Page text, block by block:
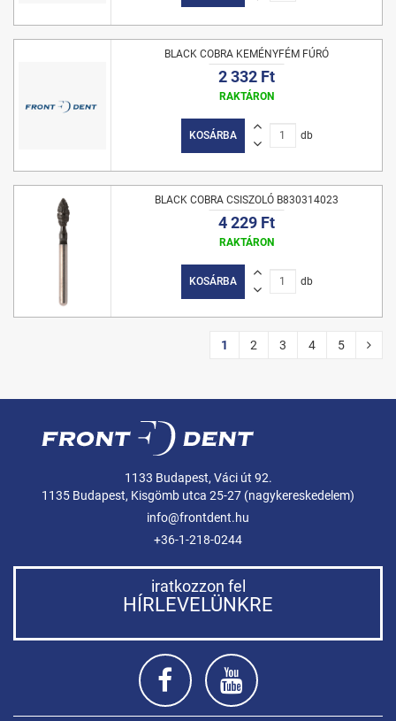
BLACK COBRA KEMÉNYFÉM FÚRÓ
2 332 Ft
RAKTÁRON
KOSÁRBA db
BLACK COBRA CSISZOLÓ B830314023
4 229 Ft
RAKTÁRON
KOSÁRBA db
1 2 3 4 5
1133 Budapest, Váci út 92.
1135 Budapest, Kisgömb utca 25-27 (nagykereskedelem)
info@frontdent.hu
+36-1-218-0244
iratkozzon fel
HÍRLEVELÜNKRE